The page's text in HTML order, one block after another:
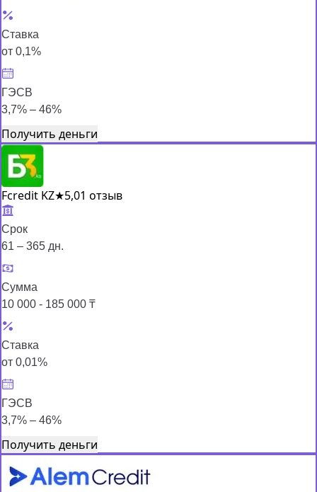
Ставка
от 0,1%
ГЭСВ
3,7% – 46%
Получить деньги
Fcredit KZ★5,01 отзыв
Срок
61 – 365 дн.
Сумма
10 000 - 185 000 ₸
Ставка
от 0,01%
ГЭСВ
3,7% – 46%
Получить деньги